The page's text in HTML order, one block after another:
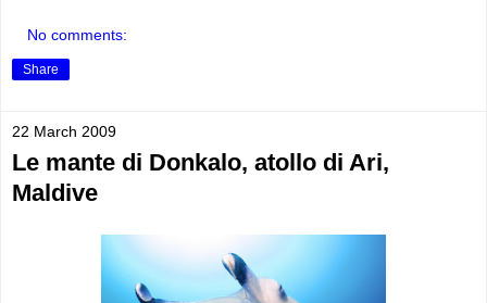
No comments:
Share
22 March 2009
Le mante di Donkalo, atollo di Ari,
Maldive